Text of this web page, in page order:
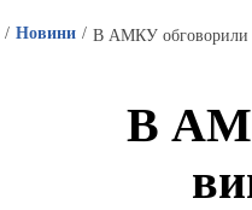
Новини В АМКУ обговорили
В